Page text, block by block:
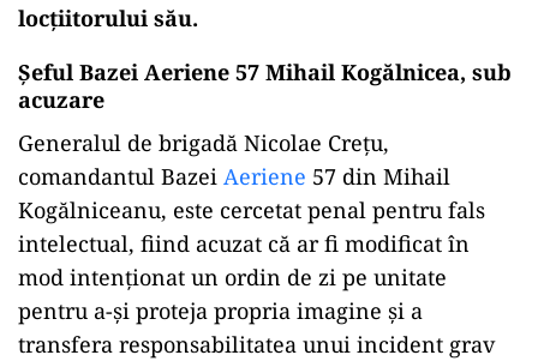
locțiitorului său.
Şeful Bazei Aeriene 57 Mihail Kogălnicea, sub
acuzare
Generalul de brigadă Nicolae Crețu,
comandantul Bazei Aeriene 57 din Mihail
Kogălniceanu, este cercetat penal pentru fals
intelectual, fiind acuzat că ar fi modificat în
mod intenționat un ordin de zi pe unitate
pentru a-și proteja propria imagine și a
transfera responsabilitatea unui incident grav